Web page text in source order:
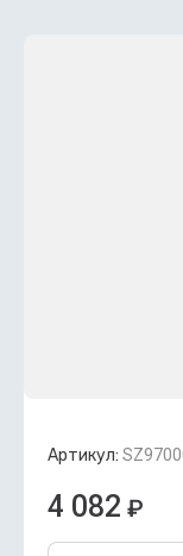
Артикул:
4 082 ₽